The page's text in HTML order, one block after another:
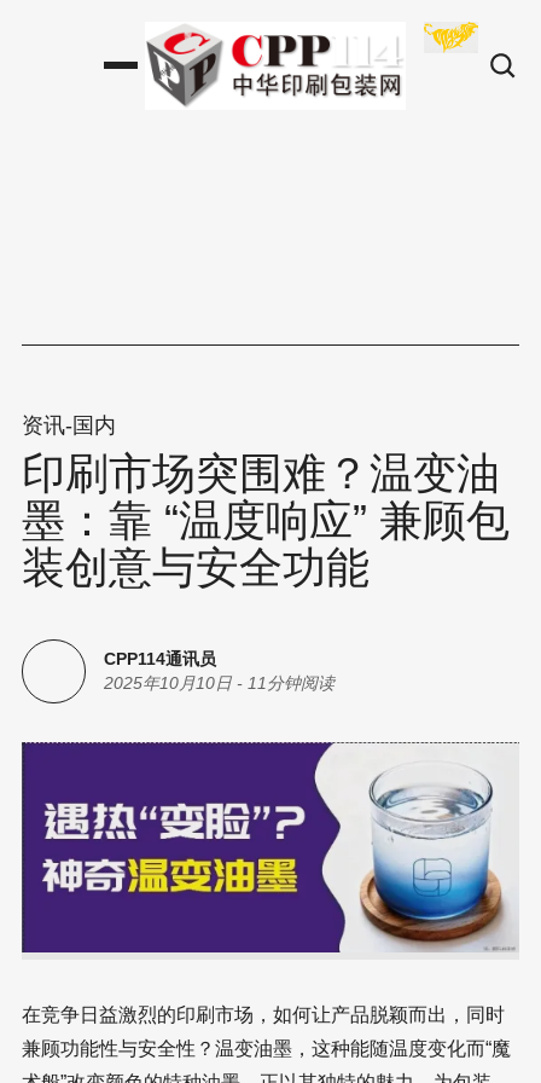
资讯-国内
印刷市场突围难？温变油
墨：靠 “温度响应” 兼顾包
装创意与安全功能
CPP114通讯员
2025年10月10日 - 11分钟阅读
在竞争日益激烈的印刷市场，如何让产品脱颖而出，同时
兼顾功能性与安全性？温变油墨，这种能随温度变化而“魔